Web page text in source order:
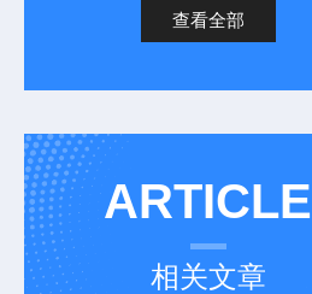
查看全部
ARTICLE
相关文章